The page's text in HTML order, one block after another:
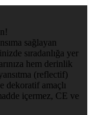
sağlayan
sıradanlığa yer
hem derinlik
(reflectif)
dekoratif amaçlı
içermez, CE ve